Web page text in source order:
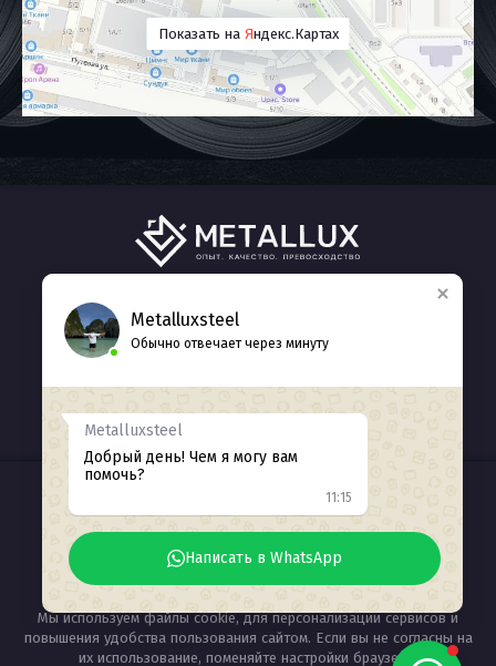
Показать на Яндекс.Картах
ИНН 2311226371
© 2025Разработка сайта Seozhdanov
Мы используем файлы cookie, для персонализации сервисов и
повышения удобства пользования сайтом. Если вы не согласны на
их использование, поменяйте настройки браузера.
Metalluxsteel
Обычно отвечает через минуту
Metalluxsteel
Добрый день! Чем я могу вам
помочь?
11:15
Написать в WhatsApp